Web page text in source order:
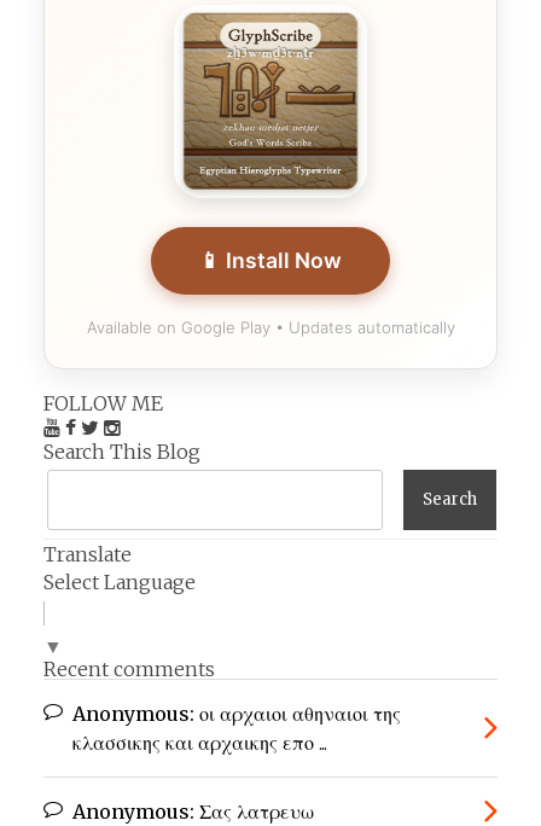
📱 Install Now
Available on Google Play • Updates automatically
FOLLOW ME
Search This Blog
Translate
Select Language
▼
Recent comments
Anonymous: οι αρχαιοι αθηναιοι της
κλασσικης και αρχαικης επο ...
Anonymous: Σας λατρευω